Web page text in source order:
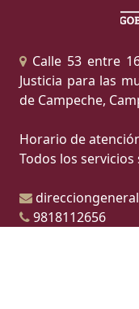
Calle 53 entre
Justicia para las
de Campeche,
Horario de
Todos los
9818112656